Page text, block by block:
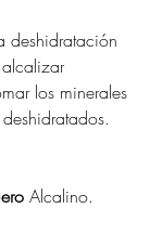
deshidratación
los minerales
Alcalino.